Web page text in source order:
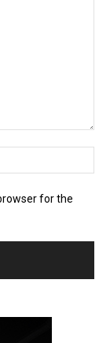
for the